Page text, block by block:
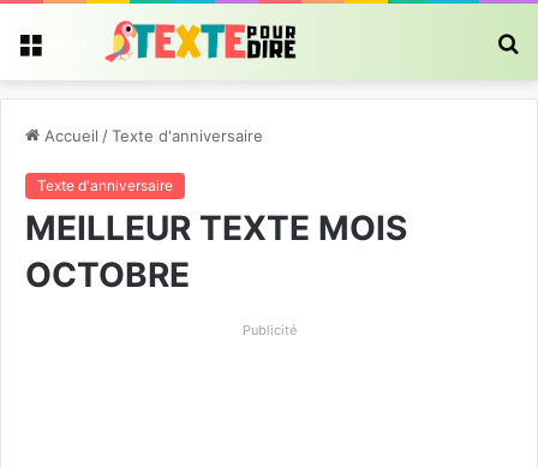
Accueil /Texte d'anniversaire
Texte d'anniversaire
MEILLEUR TEXTE MOIS
OCTOBRE
Publicité